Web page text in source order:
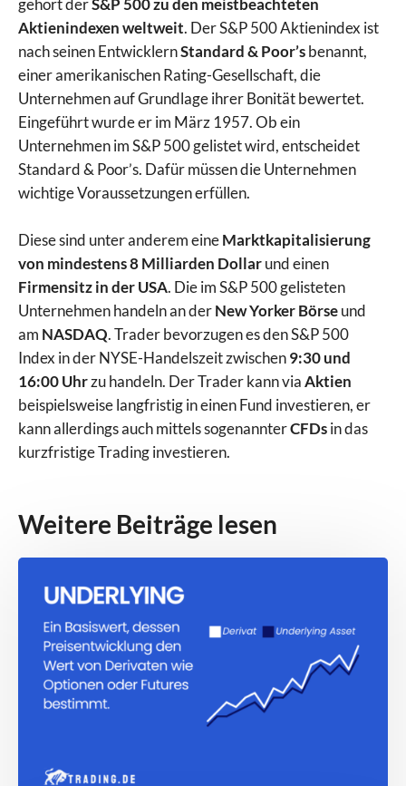
gehört derS&P 500 zu den meistbeachteten
Aktienindexen weltweit. Der S&P 500 Aktienindex ist
nach seinen EntwicklernStandard & Poor’sbenannt,
einer amerikanischen Rating-Gesellschaft, die
Unternehmen auf Grundlage ihrer Bonität bewertet.
Eingeführt wurde er im März 1957. Ob ein
Unternehmen im S&P 500 gelistet wird, entscheidet
Standard & Poor’s. Dafür müssen die Unternehmen
wichtige Voraussetzungen erfüllen.
Diese sind unter anderem eineMarktkapitalisierung
von mindestens 8 Milliarden Dollarund einen
Firmensitz in der USA. Die im S&P 500 gelisteten
Unternehmen handeln an derNew Yorker Börseund
am NASDAQ. Trader bevorzugen es den S&P 500
Index in der NYSE-Handelszeit zwischen9:30 und
16:00 Uhrzu handeln. Der Trader kann viaAktien
beispielsweise langfristig in einen Fund investieren, er
kann allerdings auch mittels sogenannterCFDsin das
kurzfristige Trading investieren.
Weitere Beiträge lesen